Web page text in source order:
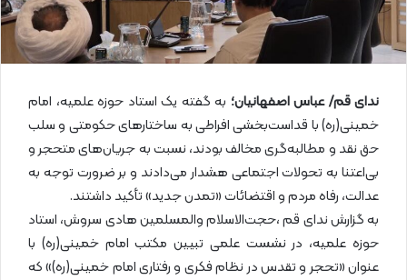
ندای قم/ عباس اصفهانیان؛ به گفته یک استاد حوزه علمیه، امام
خمینی(ره) با قداست‌بخشی افراطی به ساختارهای حکومتی و سلب
حق نقد و مطالبه‌گری مخالف بودند، نسبت به جریان‌های متحجر و
بی‌اعتنا به تحولات اجتماعی هشدار می‌دادند و بر ضرورت توجه به
عدالت، رفاه مردم و اقتضائات «تمدن جدید» تأکید داشتند.
به گزارش ندای قم ،حجت‌الاسلام والمسلمین هادی سروش، استاد
حوزه علمیه، در نشست علمی تبیین مکتب امام خمینی(ره) با
عنوان «تحجر و تقدس در نظام فکری و رفتاری امام خمینی(ره)» که